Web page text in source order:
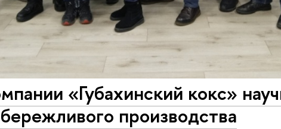
«Губахинский кокс»
производства